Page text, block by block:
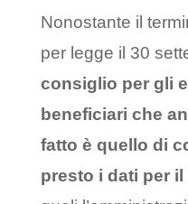
Nonostante il
per legge il 30
consiglio per gli
beneficiari che
fatto è quello di
presto i dati per